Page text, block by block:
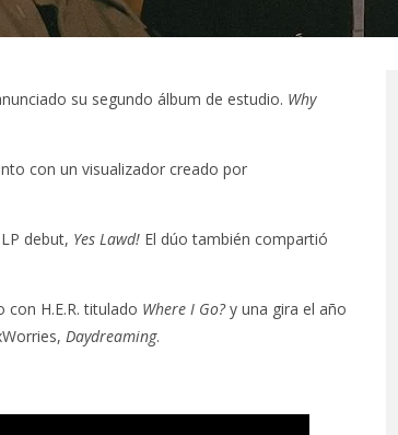
su segundo álbum de estudio. Why
con un visualizador creado por
debut, Yes Lawd! El dúo también compartió
con H.E.R. titulado Where I Go?y una gira el año
Daydreaming.